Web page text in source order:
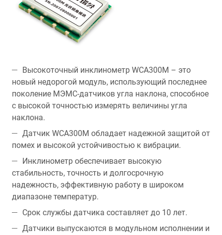
Высокоточный инклинометр WCA300M – это
новый недорогой модуль, использующий последнее
поколение МЭМС-датчиков угла наклона, способное
с высокой точностью измерять величины угла
наклона.
Датчик WCA300M обладает надежной защитой от
помех и высокой устойчивостью к вибрации.
Инклинометр обеспечивает высокую
стабильность, точность и долгосрочную
надежность, эффективную работу в широком
диапазоне температур.
Срок службы датчика составляет до 10 лет.
Датчики выпускаются в модульном исполнении и